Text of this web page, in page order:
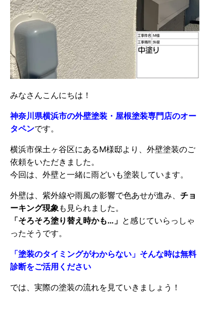
みなさんこんにちは！
神奈川県横浜市の外壁塗装・屋根塗装専門店のオー
タペンです。
横浜市保土ヶ谷区にあるM様邸より、外壁塗装のご
依頼をいただきました。
今回は、外壁と一緒に雨どいも塗装しています。
外壁は、紫外線や雨風の影響で色あせが進み、 チョ
ーキング現象 も見られました。
「そろそろ塗り替え時かも…」 と感じていらっしゃ
ったそうです。
「塗装のタイミングがわからない」そんな時は無料
診断をご活用ください
では、実際の塗装の流れを見ていきましょう！